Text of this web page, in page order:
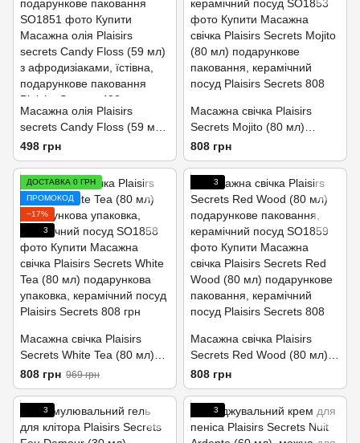
Масажна олія Plaisirs
secrets Candy Floss (59 мл)
з афродизіаками, їстівна,
подарункове паковання
498 грн
Масажна свічка Plaisirs
Secrets Mojito (80 мл)
подарункове паковання,
керамічний посуд
808 грн
ДОСТАВКА 0 ГРН
ПРОМОКОД
−17%
3
Масажна свічка Plaisirs
Secrets White Tea (80 мл)
подарункова упаковка,
керамічний посуд
808 грн 969 грн
3
Масажна свічка Plaisirs
Secrets Red Wood (80 мл)
подарункове паковання,
керамічний посуд
808 грн
3 3